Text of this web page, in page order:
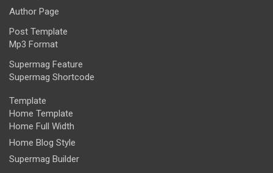
Author Page
Post Template
Mp3 Format
Supermag Feature
Supermag Shortcode
Template
Home Template
Home Full Width
Home Blog Style
Supermag Builder